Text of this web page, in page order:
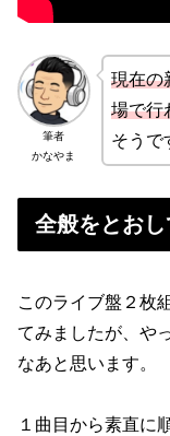
筆者
かなやま
現在の
場で行
そうで
全般をとお
このライブ盤２枚
てみましたが、や
なあと思います。
１曲目から素直に